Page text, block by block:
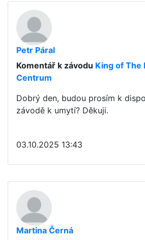
Petr Páral
Komentář k závodu King of The
Centrum
Dobrý den, budou prosím k
závodě k umytí? Děkuji.
03.10.2025 13:43
Martina Černá